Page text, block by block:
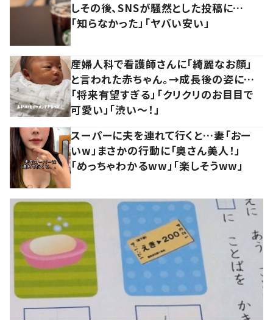
しその後、SNSが騒然とした投稿に…
「知らなかった」「ヤバい安い」
産婦人科で看護師さんに「綺麗なお顔」
と言われた赤ちゃん。→成長後の姿に…
「将来有望すぎる」「クリクリのお目目で
可愛い」「渋い～！」
スーパーに夫を連れて行くと…妻「おー
いw」まさかの行動に「奥さん美人！」
「めっちゃわかるww」「楽しそうww」